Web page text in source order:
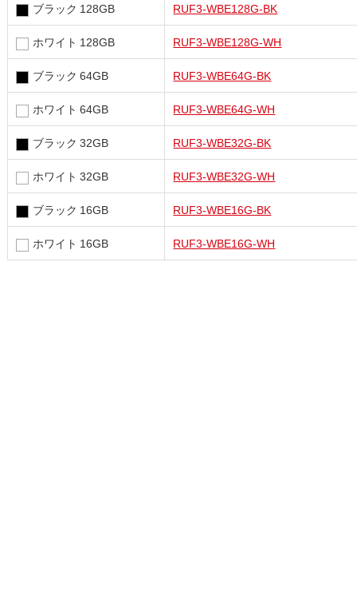
ブラック 128GB RUF3-WBE128G-BK
ホワイト 128GB RUF3-WBE128G-WH
ブラック 64GB RUF3-WBE64G-BK
ホワイト 64GB RUF3-WBE64G-WH
ブラック 32GB RUF3-WBE32G-BK
ホワイト 32GB RUF3-WBE32G-WH
ブラック 16GB RUF3-WBE16G-BK
ホワイト 16GB RUF3-WBE16G-WH